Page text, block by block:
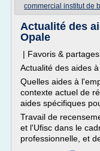
commercial institut de
Actualité des
Opale
| Favoris &
Actualité des aides
Quelles aides à
contexte actuel de
aides spécifiques
Travail de
et l'Ufisc dans le
professionnelle, et